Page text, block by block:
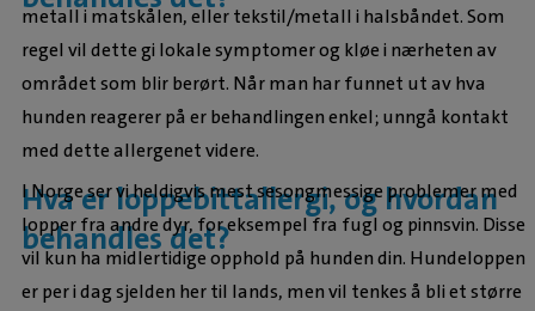
metall i matskålen, eller tekstil/metall i halsbåndet. Som
regel vil dette gi lokale symptomer og kløe i nærheten av
området som blir berørt. Når man har funnet ut av hva
hunden reagerer på er behandlingen enkel; unngå kontakt
med dette allergenet videre.
Hva er loppebittallergi, og hvordan
behandles det?
I Norge ser vi heldigvis mest sesongmessige problemer med
lopper fra andre dyr, for eksempel fra fugl og pinnsvin. Disse
vil kun ha midlertidige opphold på hunden din. Hundeloppen
er per i dag sjelden her til lands, men vil tenkes å bli et større